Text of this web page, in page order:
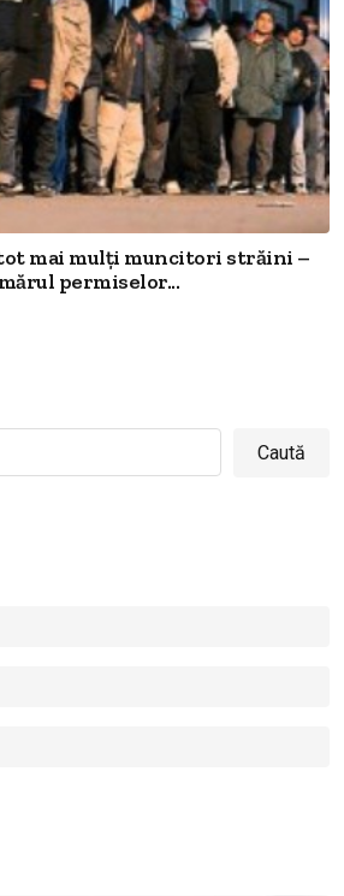
mai mulți muncitori străini –
permiselor...